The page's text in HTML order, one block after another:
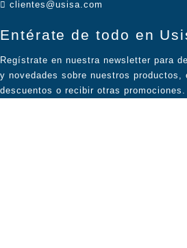
clientes@usisa.com
Entérate de todo en
Regístrate en nuestra newsletter para
y novedades sobre nuestros productos,
descuentos o recibir otras promociones.